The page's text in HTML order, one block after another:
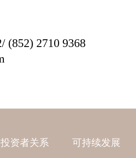
投资者关系 可持续发展